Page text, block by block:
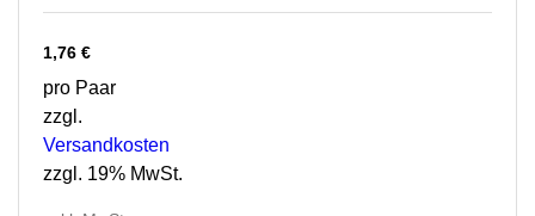
1,76 €
pro Paar
zzgl.
Versandkosten
zzgl. 19% MwSt.